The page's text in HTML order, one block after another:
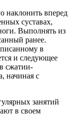
наклонить вперед
суставах,
Выполнять из
ранее.
в
и следующее
сжатии-
начиная с
занятий
в своем